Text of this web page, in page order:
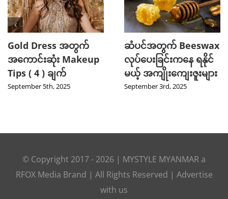
Gold Dress အတွက်
အကောင်းဆုံး Makeup
Tips ( 4 ) ချက်
September 5th, 2025
ဆံပင်အတွက် Beeswax
လုပ်ပေးခြင်းကနေ ရနိုင်
မယ့် အကျိုးကျေးဇူးများ
September 3rd, 2025
© Copyright 2017 - 2026 | MYSTYLE MYANMAR a
RFOX Media Brand | All Rights Reserved | Advertise
with us